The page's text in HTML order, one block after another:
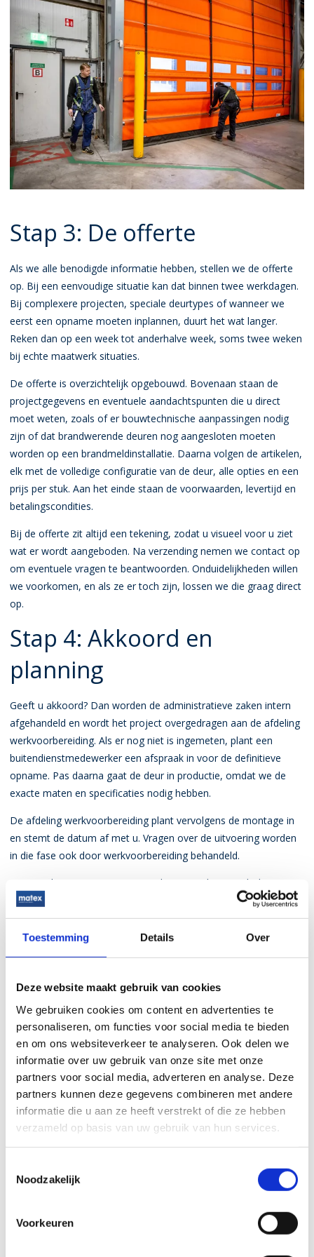
Toestemming Details Over
Deze website maakt gebruik van cookies
We gebruiken cookies om content en advertenties te
personaliseren, om functies voor social media te bieden
en om ons websiteverkeer te analyseren. Ook delen we
informatie over uw gebruik van onze site met onze
partners voor social media, adverteren en analyse. Deze
partners kunnen deze gegevens combineren met andere
informatie die u aan ze heeft verstrekt of die ze hebben
verzameld op basis van uw gebruik van hun services.
Noodzakelijk
Voorkeuren
Stap 3: De offerte
Als we alle benodigde informatie hebben, stellen we de offerte
op. Bij een eenvoudige situatie kan dat binnen twee werkdagen.
Bij complexere projecten, speciale deurtypes of wanneer we
eerst een opname moeten inplannen, duurt het wat langer.
Reken dan op een week tot anderhalve week, soms twee weken
bij echte maatwerk situaties.
De offerte is overzichtelijk opgebouwd. Bovenaan staan de
projectgegevens en eventuele aandachtspunten die u direct
moet weten, zoals of er bouwtechnische aanpassingen nodig
zijn of dat brandwerende deuren nog aangesloten moeten
worden op een brandmeldinstallatie. Daarna volgen de artikelen,
elk met de volledige configuratie van de deur, alle opties en een
prijs per stuk. Aan het einde staan de voorwaarden, levertijd en
betalingscondities.
Bij de offerte zit altijd een tekening, zodat u visueel voor u ziet
wat er wordt aangeboden. Na verzending nemen we contact op
om eventuele vragen te beantwoorden. Onduidelijkheden willen
we voorkomen, en als ze er toch zijn, lossen we die graag direct
op.
Stap 4: Akkoord en
planning
Geeft u akkoord? Dan worden de administratieve zaken intern
afgehandeld en wordt het project overgedragen aan de afdeling
werkvoorbereiding. Als er nog niet is ingemeten, plant een
buitendienstmedewerker een afspraak in voor de definitieve
opname. Pas daarna gaat de deur in productie, omdat we de
exacte maten en specificaties nodig hebben.
De afdeling werkvoorbereiding plant vervolgens de montage in
en stemt de datum af met u. Vragen over de uitvoering worden
in die fase ook door werkvoorbereiding behandeld.
Bij nieuwbouwprojecten is er vaak meer tijd en wordt de
planning ruim van tevoren vastgelegd. Bij vervangingen, zeker
als de deur buiten gebruik is, proberen we zo snel mogelijk te
handelen. Spoedlevering is mogelijk, maar brengt wel extra
kosten met zich mee.
Stap 5: Installatie